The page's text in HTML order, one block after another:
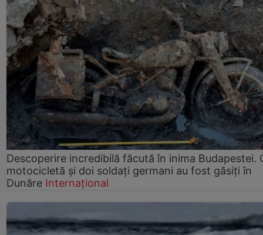
Descoperire incredibilă făcută în inima Budapestei.
motocicletă și doi soldați germani au fost găsiți în
Dunăre Internațional